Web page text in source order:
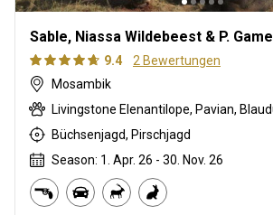
Sable, Niassa Wildebeest & P. Game
9.4
2 Bewertungen
Mosambik
Büchsenjagd, Pirschjagd
Season: 1. Apr. 26 - 30. Nov. 26